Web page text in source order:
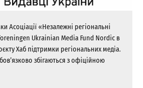
Асоціації «Незалежні регіональні
Ukrainian Media Fund Nordic в
Хаб підтримки регіональних медіа.
збігаються з офіційною